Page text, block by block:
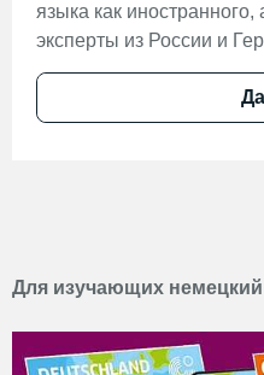
языка как
эксперты из России и
Для изучающих немецкий